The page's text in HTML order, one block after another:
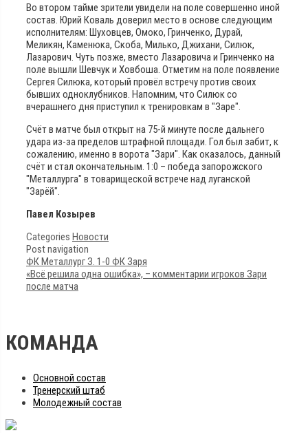
Во втором тайме зрители увидели на поле совершенно иной
состав. Юрий Коваль доверил место в основе следующим
исполнителям: Шуховцев, Омоко, Гринченко, Дурай,
Меликян, Каменюка, Скоба, Милько, Джихани, Силюк,
Лазарович. Чуть позже, вместо Лазаровича и Гринченко на
поле вышли Шевчук и Ховбоша. Отметим на поле появление
Сергея Силюка, который провёл встречу против своих
бывших одноклубников. Напомним, что Силюк со
вчерашнего дня приступил к тренировкам в "Заре".
Счёт в матче был открыт на 75-й минуте после дальнего
удара из-за пределов штрафной площади. Гол был забит, к
сожалению, именно в ворота "Зари". Как оказалось, данный
счёт и стал окончательным. 1:0 – победа запорожского
"Металлурга" в товарищеской встрече над луганской
"Зарёй".
Павел Козырев
Categories Новости
Post navigation
ФК Металлург З. 1-0 ФК Заря
«Всё решила одна ошибка», – комментарии игроков Зари
после матча
КОМАНДА
Основной состав
Тренерский штаб
Молодежный состав